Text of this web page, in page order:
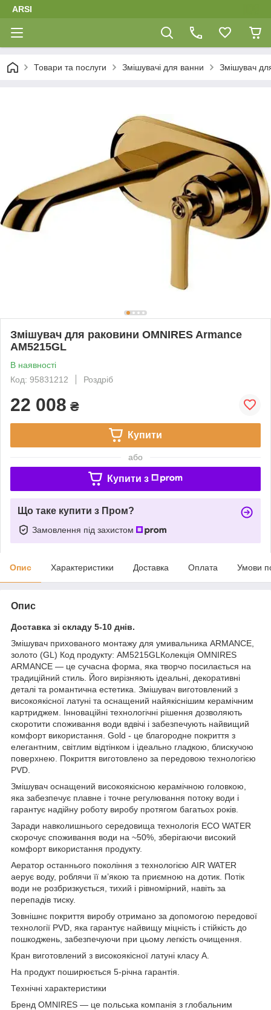
ARSI
Товари та послуги Змішувачі для ванни Змішувач
Змішувач для раковини OMNIRES Armance
AM5215GL
В наявності
Код: 95831212
Роздріб
22 008 ₴
Купити
або
Купити з
Що таке купити з Пром?
Замовлення під захистом
Опис Характеристики Доставка Оплата Умови
Опис
Доставка зі складу 5-10 днів.
Змішувач прихованого монтажу для умивальника ARMANCE,
золото (GL) Код продукту: AM5215GLКолекція OMNIRES
ARMANCE — це сучасна форма, яка творчо посилається на
традиційний стиль. Його вирізняють ідеальні, декоративні
деталі та романтична естетика. Змішувач виготовлений з
високоякісної латуні та оснащений найякіснішим керамічним
картриджем. Інноваційні технологічні рішення дозволяють
скоротити споживання води вдвічі і забезпечують найвищий
комфорт використання. Gold - це благородне покриття з
елегантним, світлим відтінком і ідеально гладкою, блискучою
поверхнею. Покриття виготовлено за передовою технологією
PVD.
Змішувач оснащений високоякісною керамічною головкою,
яка забезпечує плавне і точне регулювання потоку води і
гарантує надійну роботу виробу протягом багатьох років.
Заради навколишнього середовища технологія ECO WATER
скорочує споживання води на ~50%, зберігаючи високий
комфорт використання продукту.
Аератор останнього покоління з технологією AIR WATER
аерує воду, роблячи її м’якою та приємною на дотик. Потік
води не розбризкується, тихий і рівномірний, навіть за
перепадів тиску.
Зовнішнє покриття виробу отримано за допомогою передової
технології PVD, яка гарантує найвищу міцність і стійкість до
пошкоджень, забезпечуючи при цьому легкість очищення.
Кран виготовлений з високоякісної латуні класу А.
На продукт поширюється 5-річна гарантія.
Технічні характеристики
Бренд OMNIRES — це польська компанія з глобальним